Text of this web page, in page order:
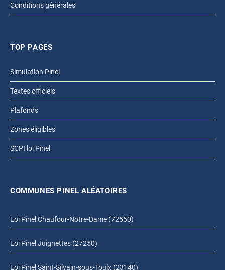
Conditions générales
TOP PAGES
Simulation Pinel
Textes officiels
Plafonds
Zones éligibles
SCPI loi Pinel
COMMUNES PINEL ALÉATOIRES
Loi Pinel Chaufour-Notre-Dame (72550)
Loi Pinel Juignettes (27250)
Loi Pinel Saint-Silvain-sous-Toulx (23140)